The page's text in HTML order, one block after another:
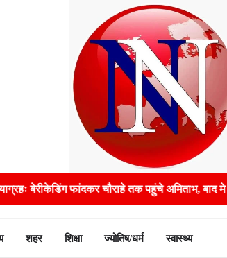
चौराहे तक पहुंचे अमिताभ, बाद मे किया सत्याग्रह
शहर शिक्षा ज्योतिष/धर्म स्वास्थ्य